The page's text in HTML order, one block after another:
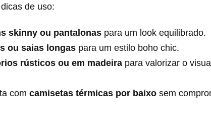
de uso:
skinny ou pantalonas para um look equilibrado.
ou saias longas para um estilo boho chic.
rústicos ou em madeira para valorizar o visual
comcamisetas térmicas por baixo sem